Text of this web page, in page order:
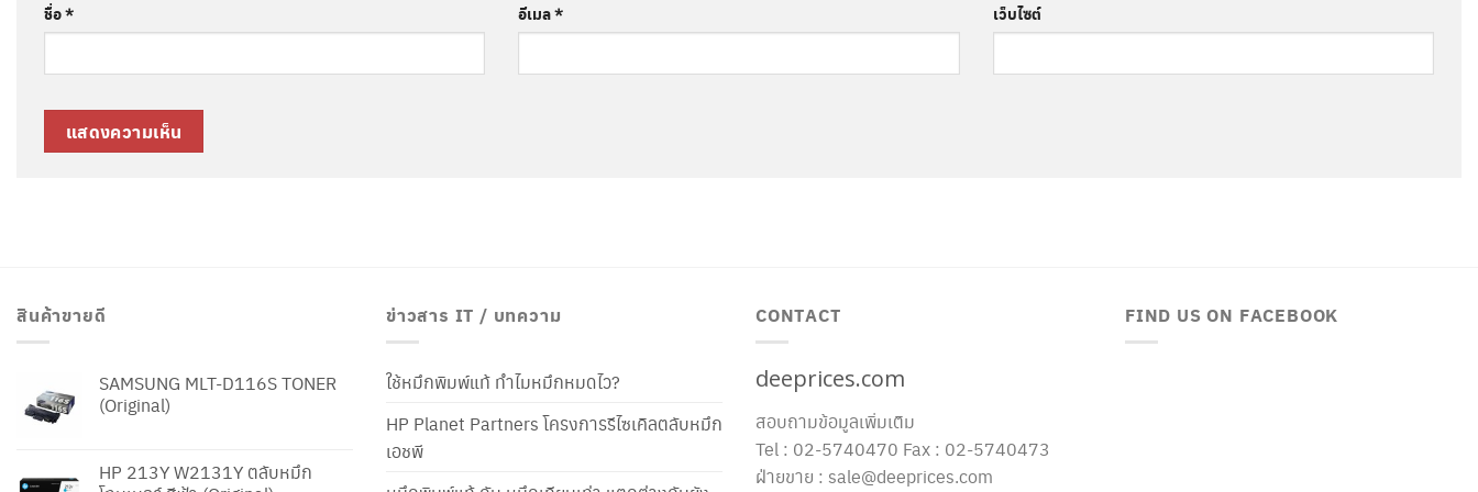
ชื่อ* อีเมล* เว็บไซต์
สินค้าขายดี
SAMSUNG MLT-D116S TONER
(Original)
HP 213Y W2131Y ตลับหมึก
ข่าวสาร IT / บทความ
ใช้หมึกพิมพ์แท้ ทำไมหมึกหมดไว?
HP Planet Partners โครงการรีไซเคิลตลับหมึก
เอชพี
CONTACT
deeprices.com
สอบถามข้อมูลเพิ่มเติม
Tel : 02-5740470 Fax : 02-5740473
ฝ่ายขาย : sale@deeprices.com
FIND US ON FACEBOOK